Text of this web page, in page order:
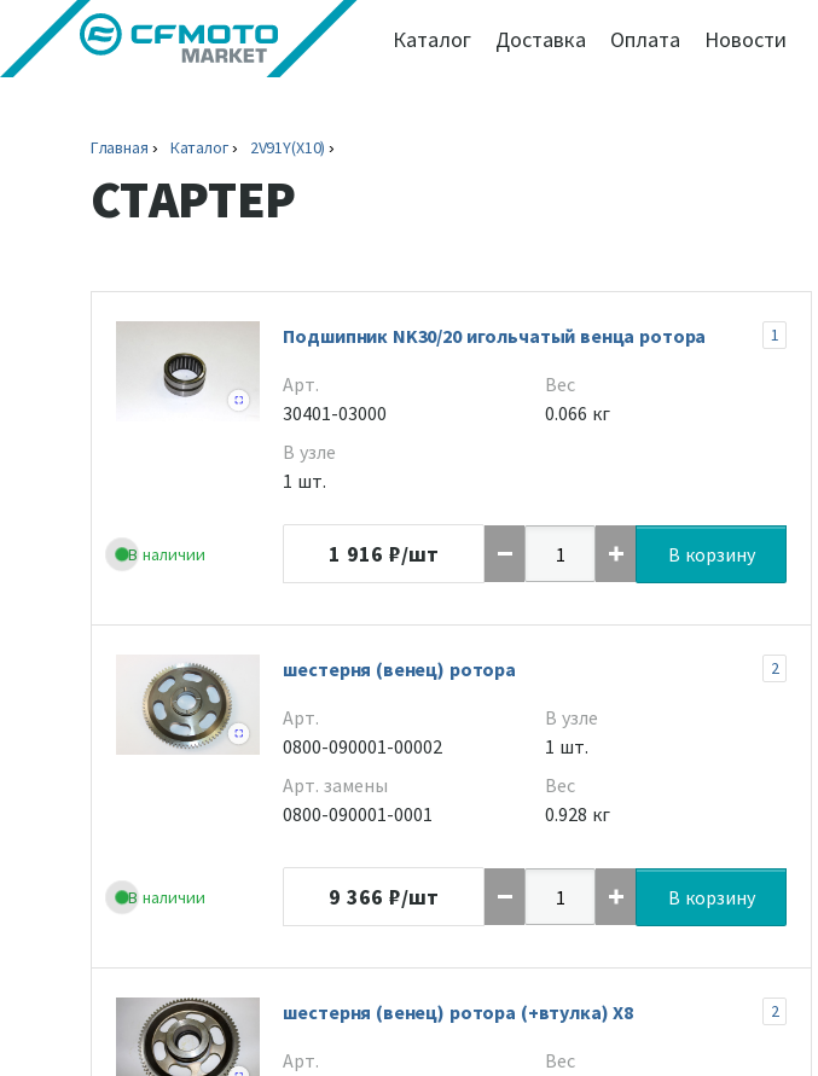
Каталог Доставка Оплата Новости
Главная Каталог 2V91Y(X10)
СТАРТЕР
В наличии
Подшипник NK30/20 игольчатый венца ротора 1
Арт.
30401-03000
В узле
1 шт.
Вес
0.066 кг
1 916 ₽/шт В корзину
В наличии
шестерня (венец) ротора 2
Арт.
0800-090001-00002
Арт. замены
0800-090001-0001
В узле
1 шт.
Вес
0.928 кг
9 366 ₽/шт В корзину
шестерня (венец) ротора (+втулка) Х8 2
Арт.
Вес